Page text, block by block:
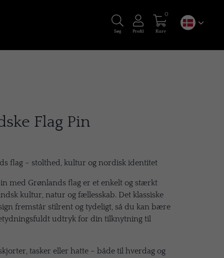
Søg Profil Kurv
0
Flag Pin
flag – stolthed, kultur og nordisk identitet
med Grønlands flag er et enkelt og stærkt
kultur, natur og fællesskab. Det klassiske
fremstår stilrent og tydeligt, så du kan bære
udtryk for din tilknytning til
tasker eller hatte – både til hverdag og